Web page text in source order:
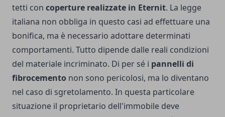
tetti con coperture realizzate in Eternit. La legge
italiana non obbliga in questo casi ad effettuare una
bonifica, ma è necessario adottare determinati
comportamenti. Tutto dipende dalle reali condizioni
del materiale incriminato. Di per sé i pannelli di
fibrocemento non sono pericolosi, ma lo diventano
nel caso di sgretolamento. In questa particolare
situazione il proprietario dell'immobile deve